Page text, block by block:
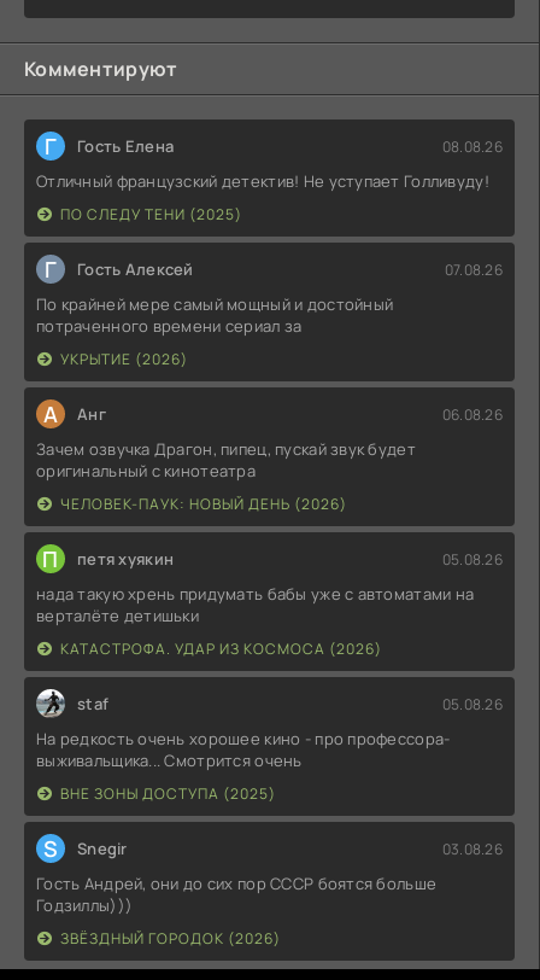
Комментируют
Г Гость Елена 08.08.26
Отличный французский детектив! Не уступает Голливуду!
ПО СЛЕДУ ТЕНИ (2025)
Г Гость Алексей 07.08.26
По крайней мере самый мощный и достойный
потраченного времени сериал за
УКРЫТИЕ (2026)
А Анг 06.08.26
Зачем озвучка Драгон, пипец, пускай звук будет
оригинальный с кинотеатра
ЧЕЛОВЕК-ПАУК: НОВЫЙ ДЕНЬ (2026)
П петя хуякин 05.08.26
нада такую хрень придумать бабы уже с автоматами на
верталёте детишьки
КАТАСТРОФА. УДАР ИЗ КОСМОСА (2026)
staf 05.08.26
На редкость очень хорошее кино - про профессора-
выживальщика... Смотрится очень
ВНЕ ЗОНЫ ДОСТУПА (2025)
S Snegir 03.08.26
Гость Андрей, они до сих пор СССР боятся больше
Годзиллы)))
ЗВЁЗДНЫЙ ГОРОДОК (2026)